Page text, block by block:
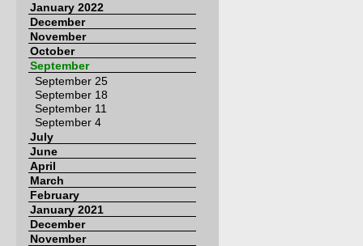
January 2022
December
November
October
September
September 25
September 18
September 11
September 4
July
June
April
March
February
January 2021
December
November